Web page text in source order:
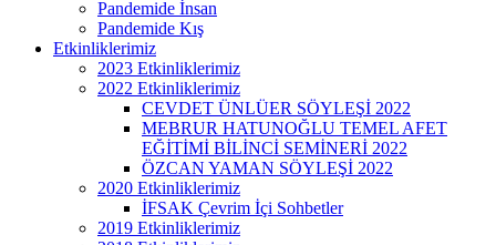
Pandemide İnsan
Pandemide Kış
Etkinliklerimiz
2023 Etkinliklerimiz
2022 Etkinliklerimiz
CEVDET ÜNLÜER SÖYLEŞİ 2022
MEBRUR HATUNOĞLU TEMEL AFET
EĞİTİMİ BİLİNCİ SEMİNERİ 2022
ÖZCAN YAMAN SÖYLEŞİ 2022
2020 Etkinliklerimiz
İFSAK Çevrim İçi Sohbetler
2019 Etkinliklerimiz